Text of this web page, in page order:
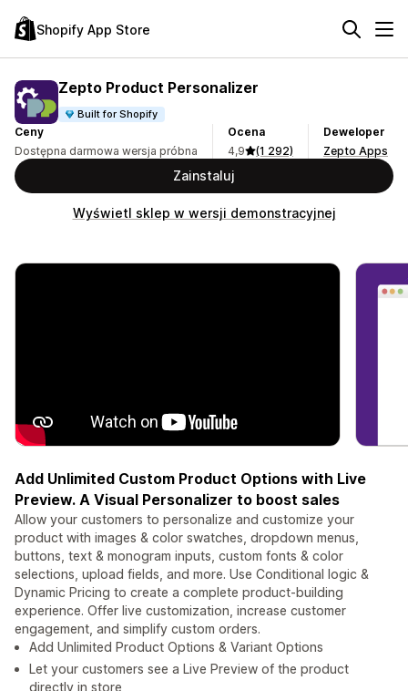
Shopify App Store
Zepto Product Personalizer
Built for Shopify
Ceny
Dostępna darmowa wersja próbna
Ocena
4,9
(1 292)
Deweloper
Zepto Apps
Zainstaluj
Wyświetl sklep w wersji demonstracyjnej
Add Unlimited Custom Product Options with Live
Preview. A Visual Personalizer to boost sales
Allow your customers to personalize and customize your
product with images & color swatches, dropdown menus,
buttons, text & monogram inputs, custom fonts & color
selections, upload fields, and more. Use Conditional logic &
Dynamic Pricing to create a complete product-building
experience. Offer live customization, increase customer
engagement, and simplify custom orders.
Add Unlimited Product Options & Variant Options
Let your customers see a Live Preview of the product
directly in store